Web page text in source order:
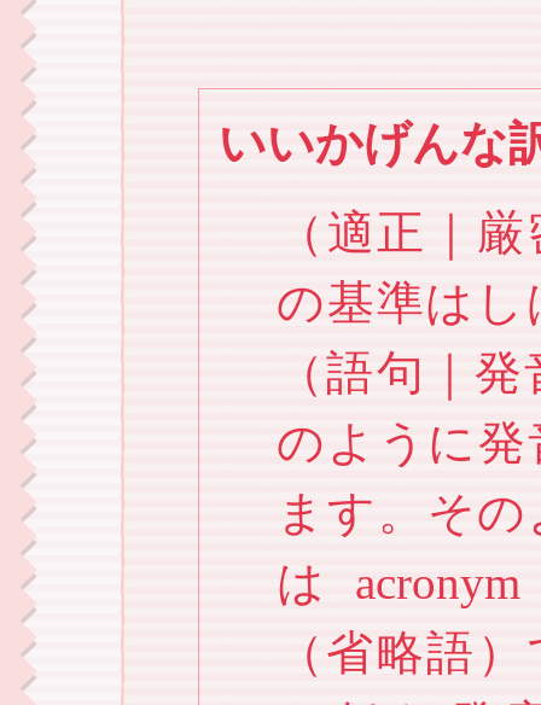
いいかげんな
（適正｜
の基準は
（語句｜
のように
ます。そ
は
（省略語